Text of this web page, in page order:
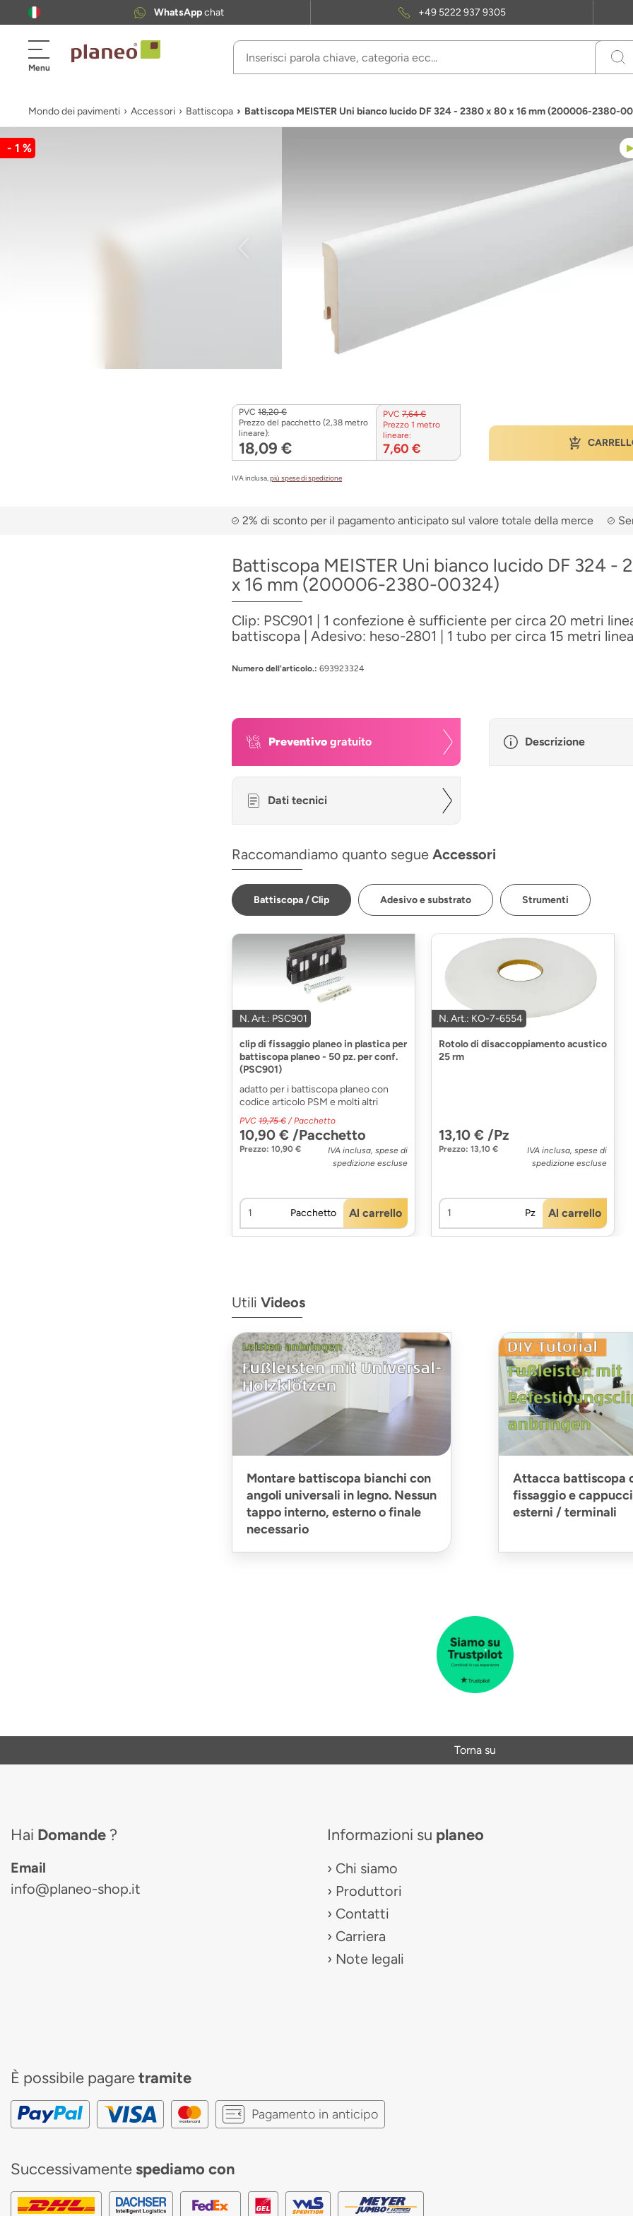
WhatsAppchat +49 5222 937 9305
Menu
Mondo dei pavimenti Accessori Battiscopa Battiscopa MEISTER Uni bianco lucido DF 324 - 2380 x 80 x 16 mm (200006-2380-
- 1 %
PVC 18,20 €
Prezzo del pacchetto (2,38 metro
lineare):
18,09 €
PVC7,64 €
Prezzo 1 metro
lineare:
7,60 €
IVA inclusa,più spese di spedizione
2% di sconto per il pagamento anticipato sul valore totale della merce
Battiscopa MEISTER Uni bianco lucido DF 324 -
x 16 mm (200006-2380-00324)
Clip: PSC901 | 1 confezione è sufficiente per circa 20 metri
battiscopa | Adesivo: heso-2801 | 1 tubo per circa 15 metri
Numero dell'articolo.: 693923324
Preventivo gratuito Descrizione
Dati tecnici
Raccomandiamo quanto segue Accessori
Battiscopa / Clip Adesivo e substrato Strumenti
N. Art.: PSC901
clip di fissaggio planeo in plastica per
battiscopa planeo - 50 pz. per conf.
(PSC901)
adatto per i battiscopa planeo con
codice articolo PSM e molti altri
PVC 19,75 € / Pacchetto
10,90 € /Pacchetto
Prezzo: 10,90 €
IVA inclusa, spese di
spedizione escluse
Pacchetto Al carrello
N. Art.: KO-7-6554
Rotolo di disaccoppiamento acustico
25 rm
13,10 € /Pz
Prezzo: 13,10 €
IVA inclusa, spese di
spedizione escluse
Pz Al carrello
Utili Videos
Montare battiscopa bianchi con
angoli universali in legno. Nessun
tappo interno, esterno o finale
necessario
Attacca battiscopa
fissaggio e
esterni / terminali
Torna su
Hai Domande ?
Email
info@planeo-shop.it
Informazioni su planeo
Chi siamo
Produttori
Contatti
Carriera
Note legali
È possibile pagaretramite
Pagamento in anticipo
Successivamente spediamo con